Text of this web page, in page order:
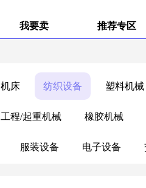
我要卖 推荐专区
机床 纺织设备 塑料机械
工程/起重机械 橡胶机械
服装设备 电子设备